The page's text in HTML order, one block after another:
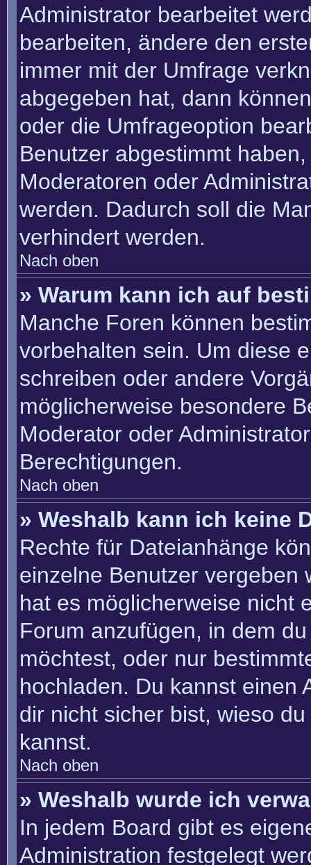
Administrator bearbeitet
bearbeiten, ändere den
immer mit der Umfrage
abgegeben hat, dann
oder die Umfrageoption
Benutzer abgestimmt
Moderatoren oder
werden. Dadurch soll die
verhindert werden.
Nach oben
» Warum kann ich auf
Manche Foren können
vorbehalten sein. Um diese
schreiben oder andere
möglicherweise besondere
Moderator oder
Berechtigungen.
Nach oben
» Weshalb kann ich keine
Rechte für Dateianhänge
einzelne Benutzer vergeben
hat es möglicherweise nicht
Forum anzufügen, in dem
möchtest, oder nur
hochladen. Du kannst einen
dir nicht sicher bist, wieso
kannst.
Nach oben
» Weshalb wurde ich
In jedem Board gibt es
Administration festgelegt